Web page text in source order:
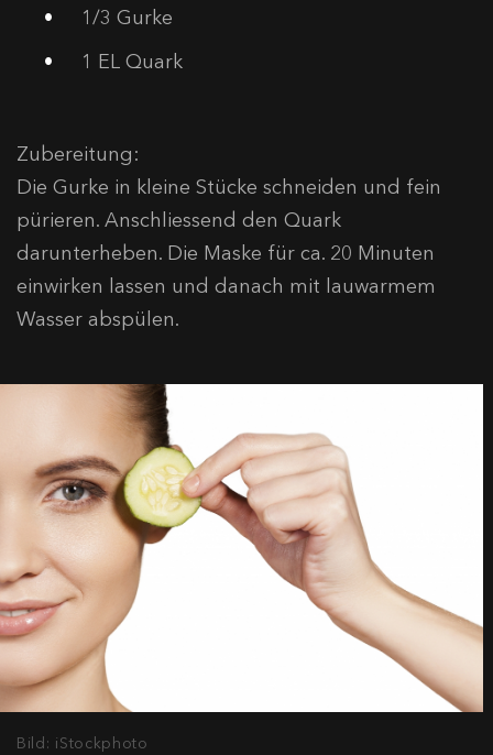
1/3 Gurke
1 EL Quark
Zubereitung:
Die Gurke in kleine Stücke schneiden und fein
pürieren. Anschliessend den Quark
darunterheben. Die Maske für ca. 20 Minuten
einwirken lassen und danach mit lauwarmem
Wasser abspülen.
Bild: iStockphoto